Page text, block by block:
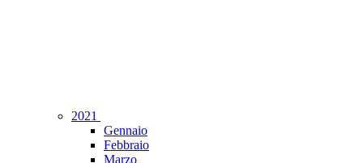
2021
Gennaio
Febbraio
Marzo